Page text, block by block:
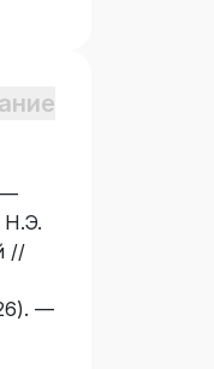
—
Н.Э.
//
—